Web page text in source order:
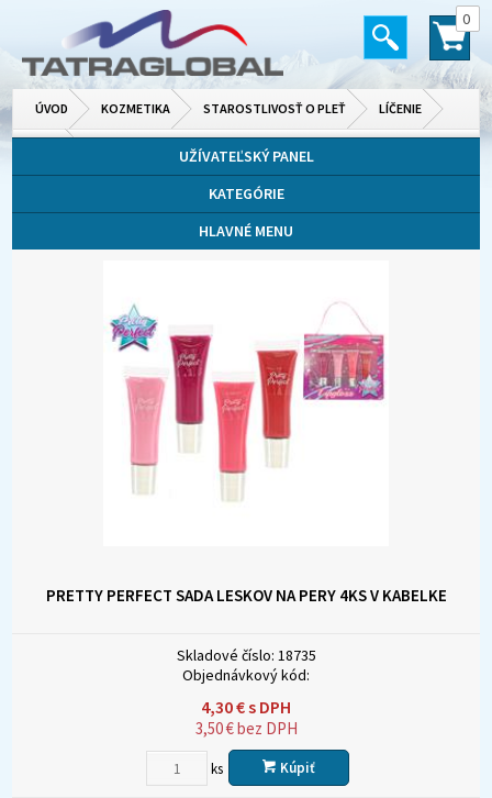
0
ÚVOD KOZMETIKA STAROSTLIVOSŤ O PLEŤ LÍČENIE
UŽÍVATEĽSKÝ PANEL
KATEGÓRIE
HLAVNÉ MENU
PRETTY PERFECT SADA LESKOV NA PERY 4KS V KABELKE
Skladové číslo: 18735
Objednávkový kód:
4,30€s DPH
3,50€bez DPH
ks Kúpiť